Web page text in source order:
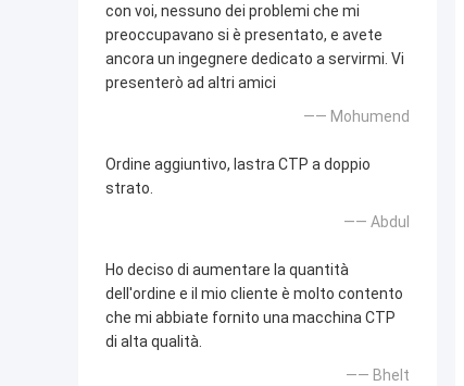
con voi, nessuno dei problemi che mi
preoccupavano si è presentato, e avete
ancora un ingegnere dedicato a servirmi. Vi
presenterò ad altri amici
—— Mohumend
Ordine aggiuntivo, lastra CTP a doppio
strato.
—— Abdul
Ho deciso di aumentare la quantità
dell'ordine e il mio cliente è molto contento
che mi abbiate fornito una macchina CTP
di alta qualità.
—— Bhelt